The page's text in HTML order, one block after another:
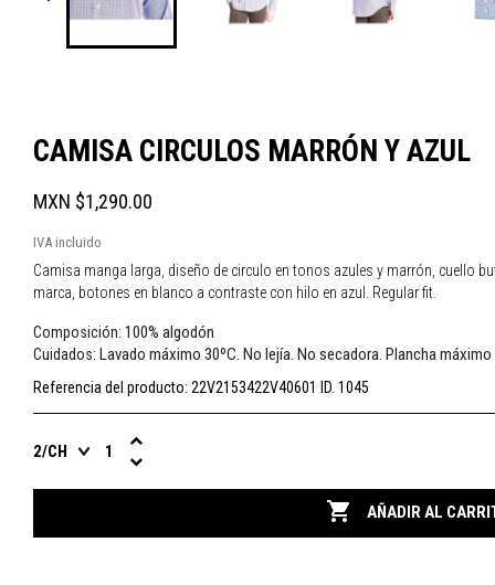
CAMISA CIRCULOS MARRÓN Y AZUL
MXN $1,290.00
IVA incluido
Camisa manga larga, diseño de circulo en tonos azules y marrón, cuello
marca, botones en blanco a contraste con hilo en azul. Regular fit.
Composición: 100% algodón
Cuidados: Lavado máximo 30ºC. No lejía. No secadora. Plancha máximo
Referencia del producto: 22V2153422V40601 ID. 1045
 AÑADIR AL